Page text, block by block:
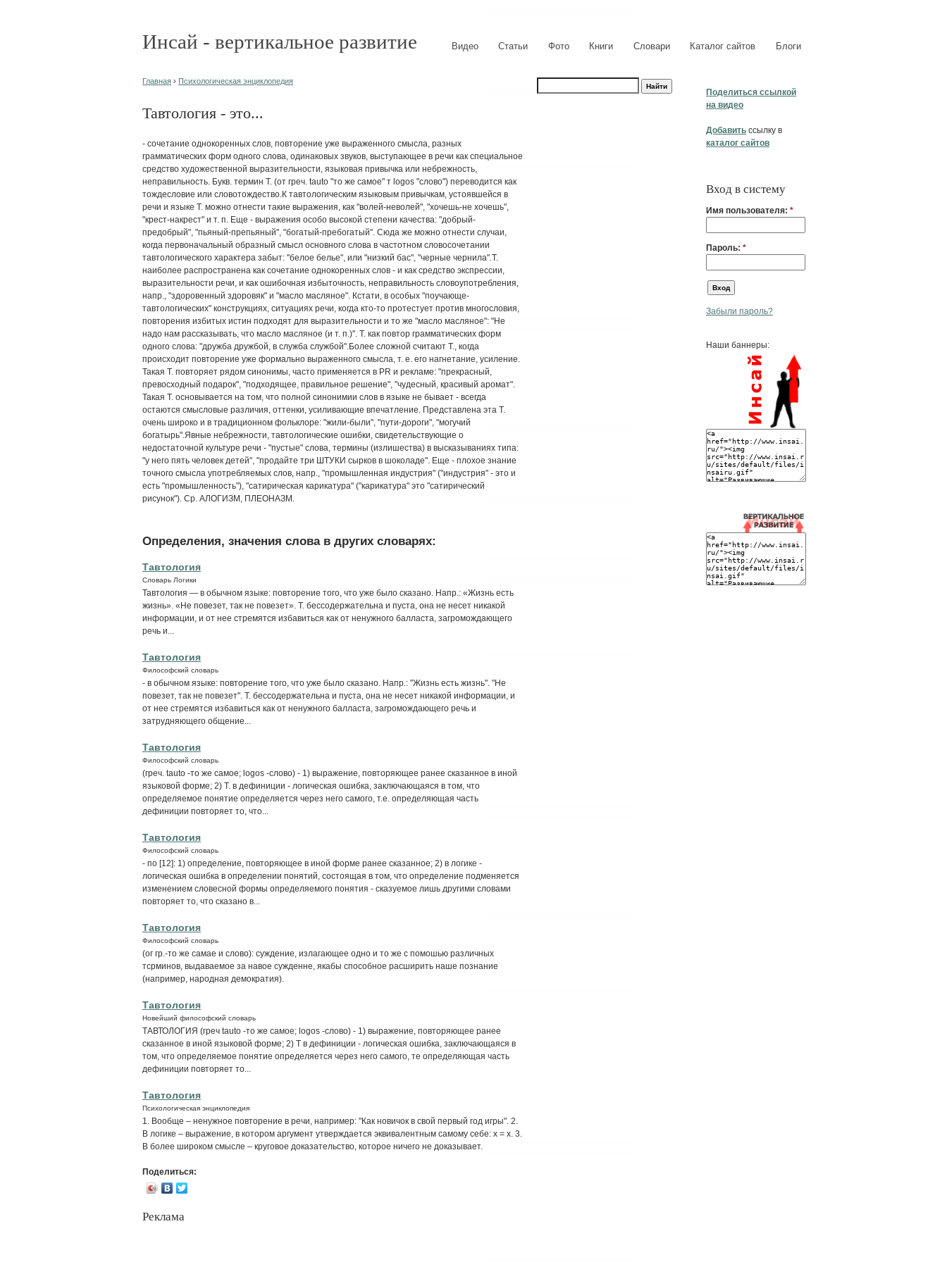
Инсай - вертикальное развитие Видео Статьи Фото Книги Словари Каталог сайтов Блоги
Поделиться ссылкой
на видео
Добавить ссылку в
каталог сайтов
Вход в систему
Имя пользователя: *
Пароль: *
Забыли пароль?
Наши баннеры:
Главная › Психологическая энциклопедия
Тавтология - это...
- сочетание однокоренных слов, повторение уже выраженного смысла, разных
грамматических форм одного слова, одинаковых звуков, выступающее в речи как специальное
средство художественной выразительности, языковая привычка или небрежность,
неправильность. Букв. термин Т. (от греч. tautо "то же самое" т logos "слово") переводится как
тождесловие или словотождество.К тавтологическим языковым привычкам, устоявшейся в
речи и языке Т. можно отнести такие выражения, как "волей-неволей", "хочешь-не хочешь",
"крест-накрест" и т. п. Еще - выражения особо высокой степени качества: "добрый-
предобрый", "пьяный-препьяный", "богатый-пребогатый". Сюда же можно отнести случаи,
когда первоначальный образный смысл основного слова в частотном словосочетании
тавтологического характера забыт: "белое белье", или "низкий бас", "черные чернила".Т.
наиболее распространена как сочетание однокоренных слов - и как средство экспрессии,
выразительности речи, и как ошибочная избыточность, неправильность словоупотребления,
напр., "здоровенный здоровяк" и "масло масляное". Кстати, в особых "поучающе-
тавтологических" конструкциях, ситуациях речи, когда кто-то протестует против многословия,
повторения избитых истин подходят для выразительности и то же "масло масляное": "Не
надо нам рассказывать, что масло масляное (и т. п.)". Т. как повтор грамматических форм
одного слова: "дружба дружбой, в служба службой".Более сложной считают Т., когда
происходит повторение уже формально выраженного смысла, т. е. его нагнетание, усиление.
Такая Т. повторяет рядом синонимы, часто применяется в PR и рекламе: "прекрасный,
превосходный подарок", "подходящее, правильное решение", "чудесный, красивый аромат".
Такая Т. основывается на том, что полной синонимии слов в языке не бывает - всегда
остаются смысловые различия, оттенки, усиливающие впечатление. Представлена эта Т.
очень широко и в традиционном фольклоре: "жили-были", "пути-дороги", "могучий
богатырь".Явные небрежности, тавтологические ошибки, свидетельствующие о
недостаточной культуре речи - "пустые" слова, термины (излишества) в высказываниях типа:
"у него пять человек детей", "продайте три ШТУКИ сырков в шоколаде". Еще - плохое знание
точного смысла употребляемых слов, напр., "промышленная индустрия" ("индустрия" - это и
есть "промышленность"), "сатирическая карикатура" ("карикатура" это "сатирический
рисунок"). Ср. АЛОГИЗМ, ПЛЕОНАЗМ.
Определения, значения слова в других словарях:
Тавтология
Словарь Логики
Тавтология — в обычном языке: повторение того, что уже было сказано. Напр.: «Жизнь есть
жизнь». «Не повезет, так не пове­зет». Т. бессодержательна и пуста, она не несет никакой
информации, и от нее стремятся избавиться как от ненужного балласта, загромож­дающего
речь и...
Тавтология
Философский словарь
- в обычном языке: повторение того, что уже было сказано. Напр.: "Жизнь есть жизнь". "Не
повезет, так не повезет". Т. бессодержательна и пуста, она не несет никакой информации, и
от нее стремятся избавиться как от ненужного балласта, загромождающего речь и
затрудняющего общение...
Тавтология
Философский словарь
(греч. tauto -то же самое; logos -слово) - 1) выражение, повторяющее ранее сказанное в иной
языковой форме; 2) Т. в дефиниции - логическая ошибка, заключающаяся в том, что
определяемое понятие определяется через него самого, т.е. определяющая часть
дефиниции повторяет то, что...
Тавтология
Философский словарь
- по [12]: 1) определение, повторяющее в иной форме ранее сказанное; 2) в логике -
логическая ошибка в определении понятий, состоящая в том, что определение подменяется
изменением словесной формы определяемого понятия - сказуемое лишь другими словами
повторяет то, что сказано в...
Тавтология
Философский словарь
(ог гр.-то же самае и слово): суждение, излагающее одно и то же с помошью различных
тсрминов, выдаваемое за навое сужденне, якабы способное расширить наше познание
(например, народная демократия).
Тавтология
Новейший философский словарь
ТАВТОЛОГИЯ (греч tauto -то же самое; logos -слово) - 1) выражение, повторяющее ранее
сказанное в иной языковой форме; 2) Т в дефиниции - логическая ошибка, заключающаяся в
том, что определяемое понятие определяется через него самого, те определяющая часть
дефиниции повторяет то...
Тавтология
Психологическая энциклопедия
1. Вообще – ненужное повторение в речи, например: "Как новичок в свой первый год игры". 2.
В логике – выражение, в котором аргумент утверждается эквивалентным самому себе: х = х. 3.
В более широком смысле – круговое доказательство, которое ничего не доказывает.
Поделиться:
Реклама